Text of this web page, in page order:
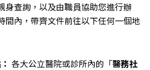
身查詢，以及由職員協助您進行辦
間內，帶齊文件前往以下任何一個地
各大公立醫院或診所內的「醫務社